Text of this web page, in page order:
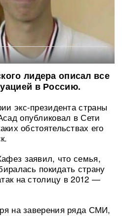
лидера описал все
в Россию.
экс-президента страны
опубликовал в Сети
обстоятельствах его
заявил, что семья,
покидать страну
на столицу в 2012 —
на заверения ряда СМИ,